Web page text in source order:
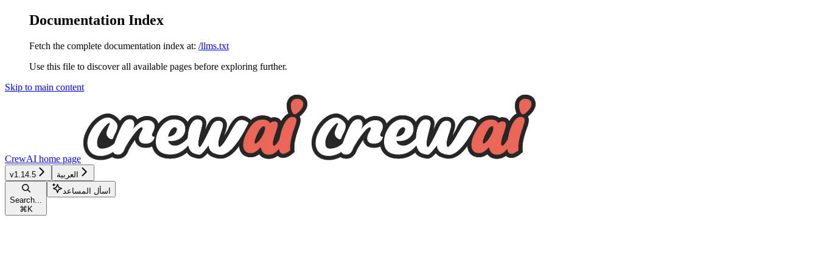
Documentation Index
Fetch the complete documentation index at: /llms.txt
Use this file to discover all available pages before exploring further.
Skip to main content
CrewAI home page
v1.14.5 العربية
Search...
⌘ K
اسأل المساعد